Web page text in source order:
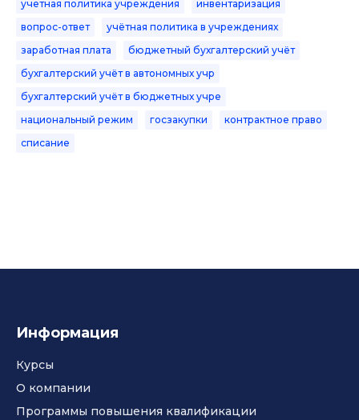
учетная политика учреждения
инвентаризация
вопрос-ответ
учётная политика в учреждениях
заработная плата
бюджетный бухгалтерский учёт
бухгалтерский учёт в автономных учр
бухгалтерский учёт в бюджетных учре
национальный режим
госзакупки
контрактное право
списание
Информация
Курсы
О компании
Программы повышения квалификации